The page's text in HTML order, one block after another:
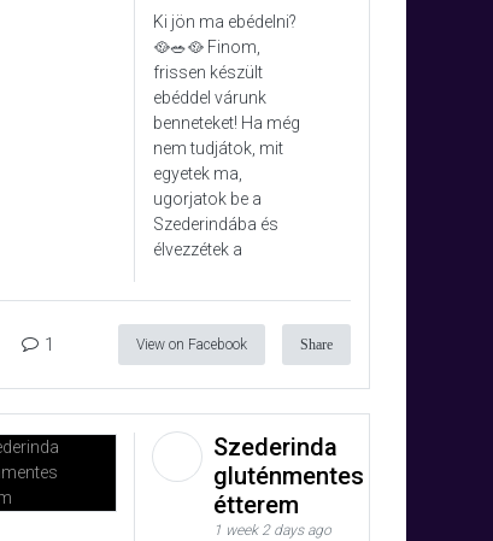
Ki jön ma ebédelni?
🥘🥗🥘 Finom,
frissen készült
ebéddel várunk
benneteket! Ha még
nem tudjátok, mit
egyetek ma,
ugorjatok be a
Szederindába és
élvezzétek a
1 View on Facebook Share
Szederinda
gluténmentes
étterem
1 week 2 days ago